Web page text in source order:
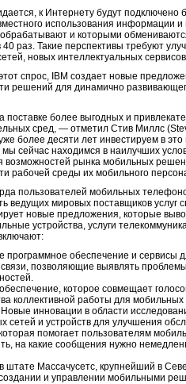
к Интернету будут
использования информации
и которыми
40 раз. Такие перспективы требуют
новых интеллектуальных
спрос, IBM создает новые
решений для динамично
поставке более выгодных и
сред, — отметил Стив Миллс
более десяти лет инвестируем в
мы сейчас находимся в наилучших
возможностей рынка мобильных
рабочей среды их мобильного
пользователей мобильных
ведущих мировых поставщиков услуг
новые предложения, которые
устройства, услуги
программное обеспечение и
позволяющие выявлять
которое совмещает
коллективной работы для
инновации в области
сетей и устройств для улучшения
помогает пользователям
на какие сообщения нужно
штате Массачусетс, крупнейший в
создании и управлении мобильными